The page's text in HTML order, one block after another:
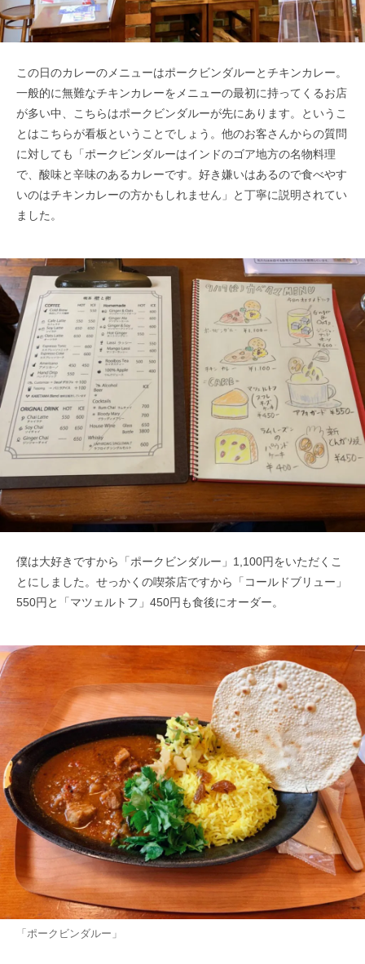
この日のカレーのメニューはポークビンダルーとチキンカレー。
一般的に無難なチキンカレーをメニューの最初に持ってくるお店
が多い中、こちらはポークビンダルーが先にあります。というこ
とはこちらが看板ということでしょう。他のお客さんからの質問
に対しても「ポークビンダルーはインドのゴア地方の名物料理
で、酸味と辛味のあるカレーです。好き嫌いはあるので食べやす
いのはチキンカレーの方かもしれません」と丁寧に説明されてい
ました。
僕は大好きですから「ポークビンダルー」1,100円をいただくこ
とにしました。せっかくの喫茶店ですから「コールドブリュー」
550円と「マツェルトフ」450円も食後にオーダー。
「ポークビンダルー」